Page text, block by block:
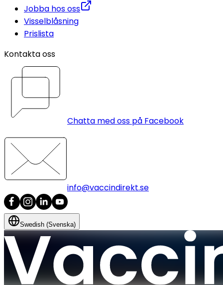
Jobba hos oss
Visselblåsning
Prislista
Kontakta oss
Chatta med oss på Facebook
info@vaccindirekt.se
Swedish (Svenska)